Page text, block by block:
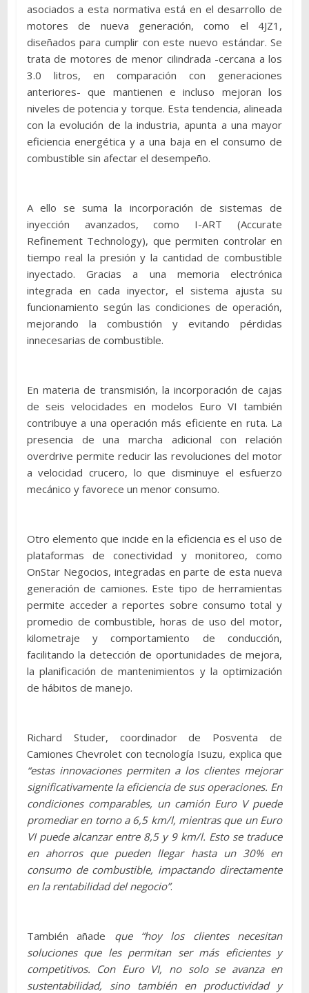
asociados a esta normativa está en el desarrollo de
motores de nueva generación, como el 4JZ1,
diseñados para cumplir con este nuevo estándar. Se
trata de motores de menor cilindrada -cercana a los
3.0 litros, en comparación con generaciones
anteriores- que mantienen e incluso mejoran los
niveles de potencia y torque. Esta tendencia, alineada
con la evolución de la industria, apunta a una mayor
eficiencia energética y a una baja en el consumo de
combustible sin afectar el desempeño.
A ello se suma la incorporación de sistemas de
inyección avanzados, como I-ART (Accurate
Refinement Technology), que permiten controlar en
tiempo real la presión y la cantidad de combustible
inyectado. Gracias a una memoria electrónica
integrada en cada inyector, el sistema ajusta su
funcionamiento según las condiciones de operación,
mejorando la combustión y evitando pérdidas
innecesarias de combustible.
En materia de transmisión, la incorporación de cajas
de seis velocidades en modelos Euro VI también
contribuye a una operación más eficiente en ruta. La
presencia de una marcha adicional con relación
overdrive permite reducir las revoluciones del motor
a velocidad crucero, lo que disminuye el esfuerzo
mecánico y favorece un menor consumo.
Otro elemento que incide en la eficiencia es el uso de
plataformas de conectividad y monitoreo, como
OnStar Negocios, integradas en parte de esta nueva
generación de camiones. Este tipo de herramientas
permite acceder a reportes sobre consumo total y
promedio de combustible, horas de uso del motor,
kilometraje y comportamiento de conducción,
facilitando la detección de oportunidades de mejora,
la planificación de mantenimientos y la optimización
de hábitos de manejo.
Richard Studer, coordinador de Posventa de
Camiones Chevrolet con tecnología Isuzu, explica que
“estas innovaciones permiten a los clientes mejorar
significativamente la eficiencia de sus operaciones. En
condiciones comparables, un camión Euro V puede
promediar en torno a 6,5 km/l, mientras que un Euro
VI puede alcanzar entre 8,5 y 9 km/l. Esto se traduce
en ahorros que pueden llegar hasta un 30% en
consumo de combustible, impactando directamente
en la rentabilidad del negocio”.
También añade que “hoy los clientes necesitan
soluciones que les permitan ser más eficientes y
competitivos. Con Euro VI, no solo se avanza en
sustentabilidad, sino también en productividad y